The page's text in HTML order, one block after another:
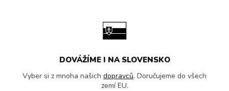
DOVÁŽÍME I NA SLOVENSKO
Vyber si z mnoha našich dopravců. Doručujeme do všech
zemí EU.